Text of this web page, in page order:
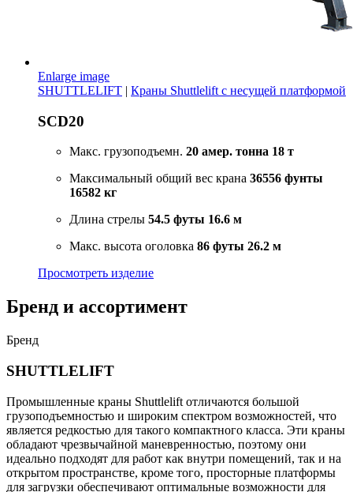
Enlarge image
SHUTTLELIFT | Краны Shuttlelift с несущей платформой
SCD20
Макс. грузоподъемн. 20 амер. тонна 18 т
Максимальный общий вес крана 36556 фунты
16582 кг
Длина стрелы 54.5 футы 16.6 м
Макс. высота оголовка 86 футы 26.2 м
Просмотреть изделие
Бренд и ассортимент
Бренд
SHUTTLELIFT
Промышленные краны Shuttlelift отличаются большой
грузоподъемностью и широким спектром возможностей, что
является редкостью для такого компактного класса. Эти краны
обладают чрезвычайной маневренностью, поэтому они
идеально подходят для работ как внутри помещений, так и на
открытом пространстве, кроме того, просторные платформы
для загрузки обеспечивают оптимальные возможности для